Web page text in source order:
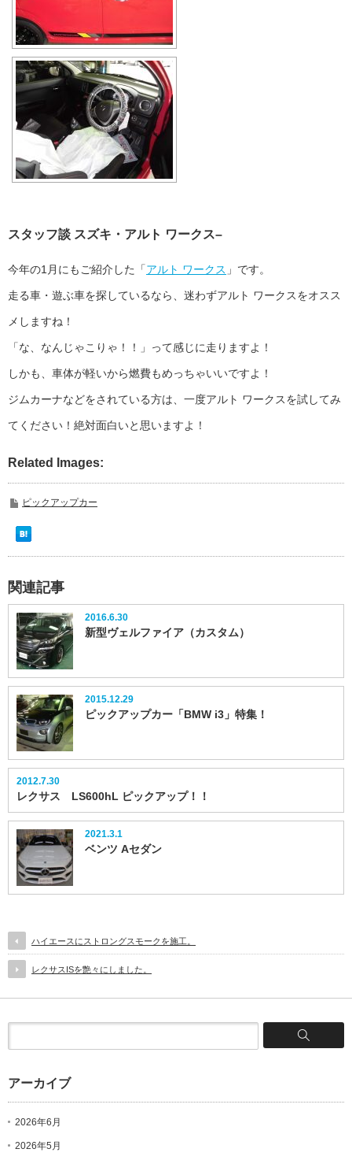
スタッフ談 スズキ・アルト ワークス–
今年の1月にもご紹介した「アルト ワークス 」です。
走る車・遊ぶ車を探しているなら、迷わずアルト ワークスをオスス
メしますね！
「な、なんじゃこりゃ！！」って感じに走りますよ！
しかも、車体が軽いから燃費もめっちゃいいですよ！
ジムカーナなどをされている方は、一度アルト ワークスを試してみ
てください！絶対面白いと思いますよ！
Related Images:
ピックアップカー
関連記事
2016.6.30
新型ヴェルファイア（カスタム）
2015.12.29
ピックアップカー「BMW i3」特集！
2012.7.30
レクサス LS600hL ピックアップ！！
2021.3.1
ベンツ Aセダン
ハイエースにストロングスモークを施工。
レクサスISを艶々にしました。
アーカイブ
2026年6月
2026年5月